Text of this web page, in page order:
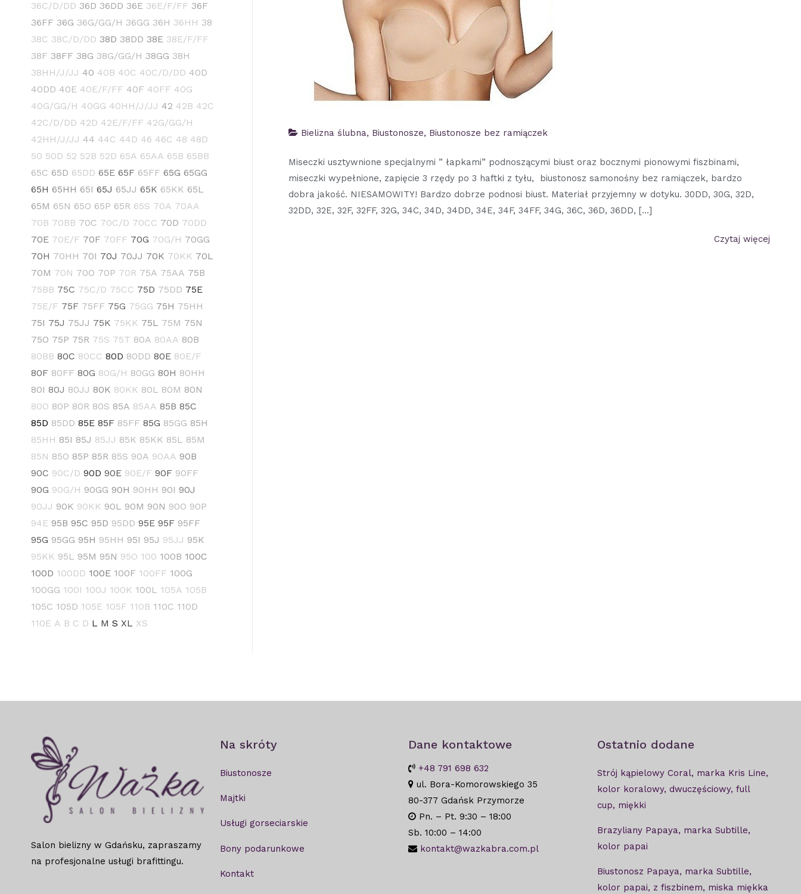
Bielizna ślubna, Biustonosze, Biustonosze bez ramiączek
Miseczki usztywnione specjalnymi ” łapkami” podnoszącymi biust oraz bocznymi pionowymi fiszbinami,
miseczki wypełnione, zapięcie 3 rzędy po 3 haftki z tyłu, biustonosz samonośny bez ramiączek, bardzo
dobra jakość. NIESAMOWITY! Bardzo dobrze podnosi biust. Materiał przyjemny w dotyku. 30DD, 30G, 32D,
32DD, 32E, 32F, 32FF, 32G, 34C, 34D, 34DD, 34E, 34F, 34FF, 34G, 36C, 36D, 36DD, […]
Czytaj więcej
36C/D/DD 36D 36DD 36E 36E/F/FF 36F
36FF 36G 36G/GG/H 36GG 36H 36HH 38
38C 38C/D/DD 38D 38DD 38E 38E/F/FF
38F 38FF 38G 38G/GG/H 38GG 38H
38HH/J/JJ 40 40B 40C 40C/D/DD 40D
40DD 40E 40E/F/FF 40F 40FF 40G
40G/GG/H 40GG 40HH/J/JJ 42 42B 42C
42C/D/DD 42D 42E/F/FF 42G/GG/H
42HH/J/JJ 44 44C 44D 46 46C 48 48D
50 50D 52 52B 52D 65A 65AA 65B 65BB
65C 65D 65DD 65E 65F 65FF 65G 65GG
65H 65HH 65I 65J 65JJ 65K 65KK 65L
65M 65N 65O 65P 65R 65S 70A 70AA
70B 70BB 70C 70C/D 70CC 70D 70DD
70E 70E/F 70F 70FF 70G 70G/H 70GG
70H 70HH 70I 70J 70JJ 70K 70KK 70L
70M 70N 70O 70P 70R 75A 75AA 75B
75BB 75C 75C/D 75CC 75D 75DD 75E
75E/F 75F 75FF 75G 75GG 75H 75HH
75I 75J 75JJ 75K 75KK 75L 75M 75N
75O 75P 75R 75S 75T 80A 80AA 80B
80BB 80C 80CC 80D 80DD 80E 80E/F
80F 80FF 80G 80G/H 80GG 80H 80HH
80I 80J 80JJ 80K 80KK 80L 80M 80N
80O 80P 80R 80S 85A 85AA 85B 85C
85D 85DD 85E 85F 85FF 85G 85GG 85H
85HH 85I 85J 85JJ 85K 85KK 85L 85M
85N 85O 85P 85R 85S 90A 90AA 90B
90C 90C/D 90D 90E 90E/F 90F 90FF
90G 90G/H 90GG 90H 90HH 90I 90J
90JJ 90K 90KK 90L 90M 90N 90O 90P
94E 95B 95C 95D 95DD 95E 95F 95FF
95G 95GG 95H 95HH 95I 95J 95JJ 95K
95KK 95L 95M 95N 95O 100 100B 100C
100D 100DD 100E 100F 100FF 100G
100GG 100I 100J 100K 100L 105A 105B
105C 105D 105E 105F 110B 110C 110D
110E A B C D L M S XL XS
Salon bielizny w Gdańsku, zapraszamy
na profesjonalne usługi brafittingu.
Na skróty
Biustonosze
Majtki
Usługi gorseciarskie
Bony podarunkowe
Kontakt
Dane kontaktowe
+48 791 698 632
ul. Bora-Komorowskiego 35
80-377 Gdańsk Przymorze
Pn. – Pt. 9:30 – 18:00
Sb. 10:00 – 14:00
kontakt@wazkabra.com.pl
Ostatnio dodane
Strój kąpielowy Coral, marka Kris Line,
kolor koralowy, dwuczęściowy, full
cup, miękki
Brazyliany Papaya, marka Subtille,
kolor papai
Biustonosz Papaya, marka Subtille,
kolor papai, z fiszbinem, miska miękka